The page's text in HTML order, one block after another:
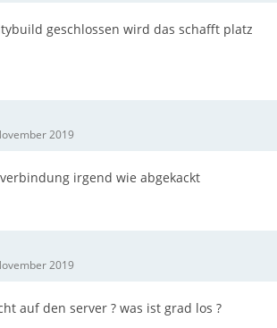
geschlossen wird das schafft platz
2019
irgend wie abgekackt
2019
auf den server ? was ist grad los ?